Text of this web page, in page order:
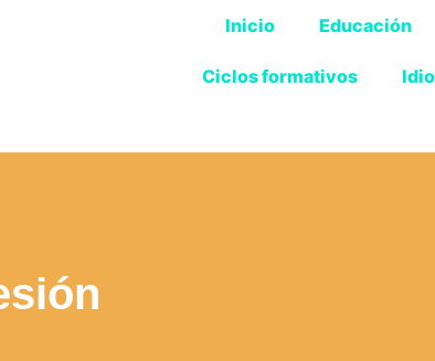
Inicio Educación
Ciclos formativos